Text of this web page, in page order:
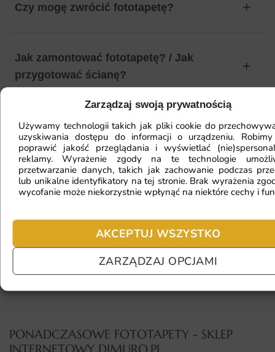
Zarządzaj swoją prywatnością
Używamy technologii takich jak pliki cookie do
uzyskiwania dostępu do informacji o urządzeniu.
poprawić jakość przeglądania i wyświetlać
reklamy. Wyrażenie zgody na te technologie
przetwarzanie danych, takich jak zachowanie podczas
lub unikalne identyfikatory na tej stronie. Brak wyrażenia
wycofanie może niekorzystnie wpłynąć na niektóre cechy i
AKCEPTUJ WSZYSTKO
ZARZĄDZAJ OPCJAMI
Czy mogę zwrócić fototapetę?
Jak zamontować fototapetę? / Jak
przygotować ścianę?
Fototapeta ma inny kolor na telefonie
a inny na komputerze. Jak sprawdzić
kolor?
Jaka jest trwałość fototapety?
PONADCZASOWE FOTOTAPETY - SKLEP